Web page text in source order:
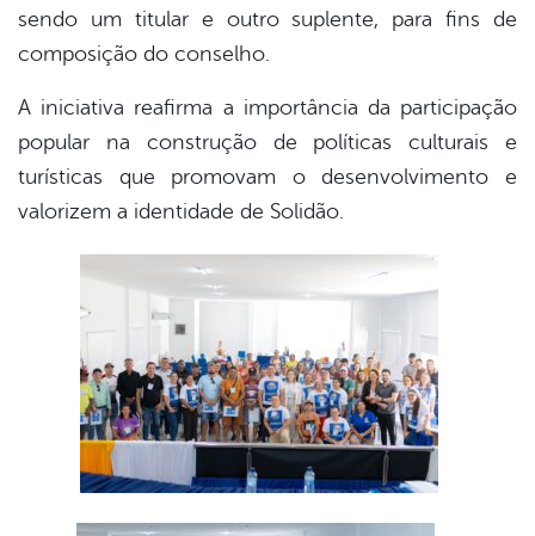
sendo um titular e outro suplente, para fins de
composição do conselho.
A iniciativa reafirma a importância da participação
popular na construção de políticas culturais e
turísticas que promovam o desenvolvimento e
valorizem a identidade de Solidão.